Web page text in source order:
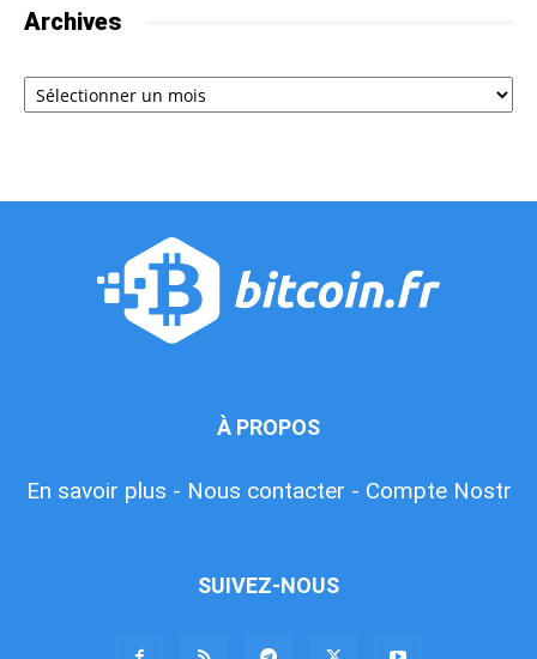
Archives
Archives
À PROPOS
En savoir plus - Nous contacter - Compte Nostr
SUIVEZ-NOUS